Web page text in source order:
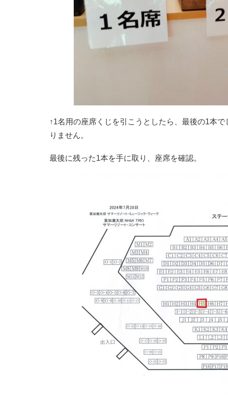
↑1名用の座席くじを引こうとしたら、最後の1本
りません。
最後に残った1本を手に取り、座席を確認。